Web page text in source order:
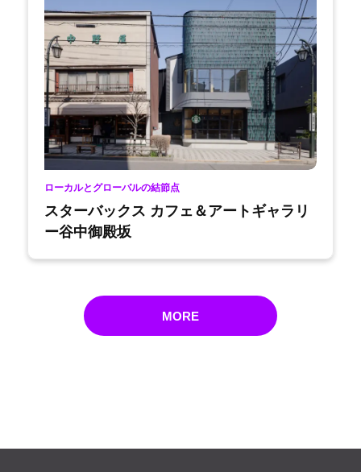
ローカルとグローバルの結節点
スターバックス カフェ＆アートギャラリ
ー谷中御殿坂
MORE